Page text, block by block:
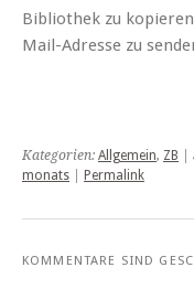
Bibliothek zu
Mail-Adresse zu
Kategorien: Allgemein, ZB |
monats
Permalink
KOMMENTARE SIND